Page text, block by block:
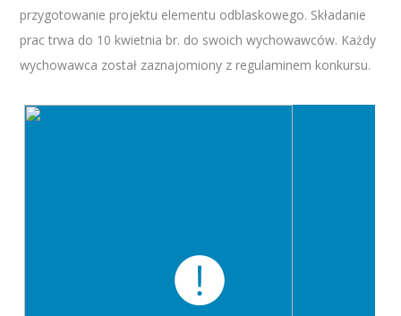
przygotowanie projektu elementu odblaskowego. Składanie
prac trwa do 10 kwietnia br. do swoich wychowawców. Każdy
wychowawca został zaznajomiony z regulaminem konkursu.